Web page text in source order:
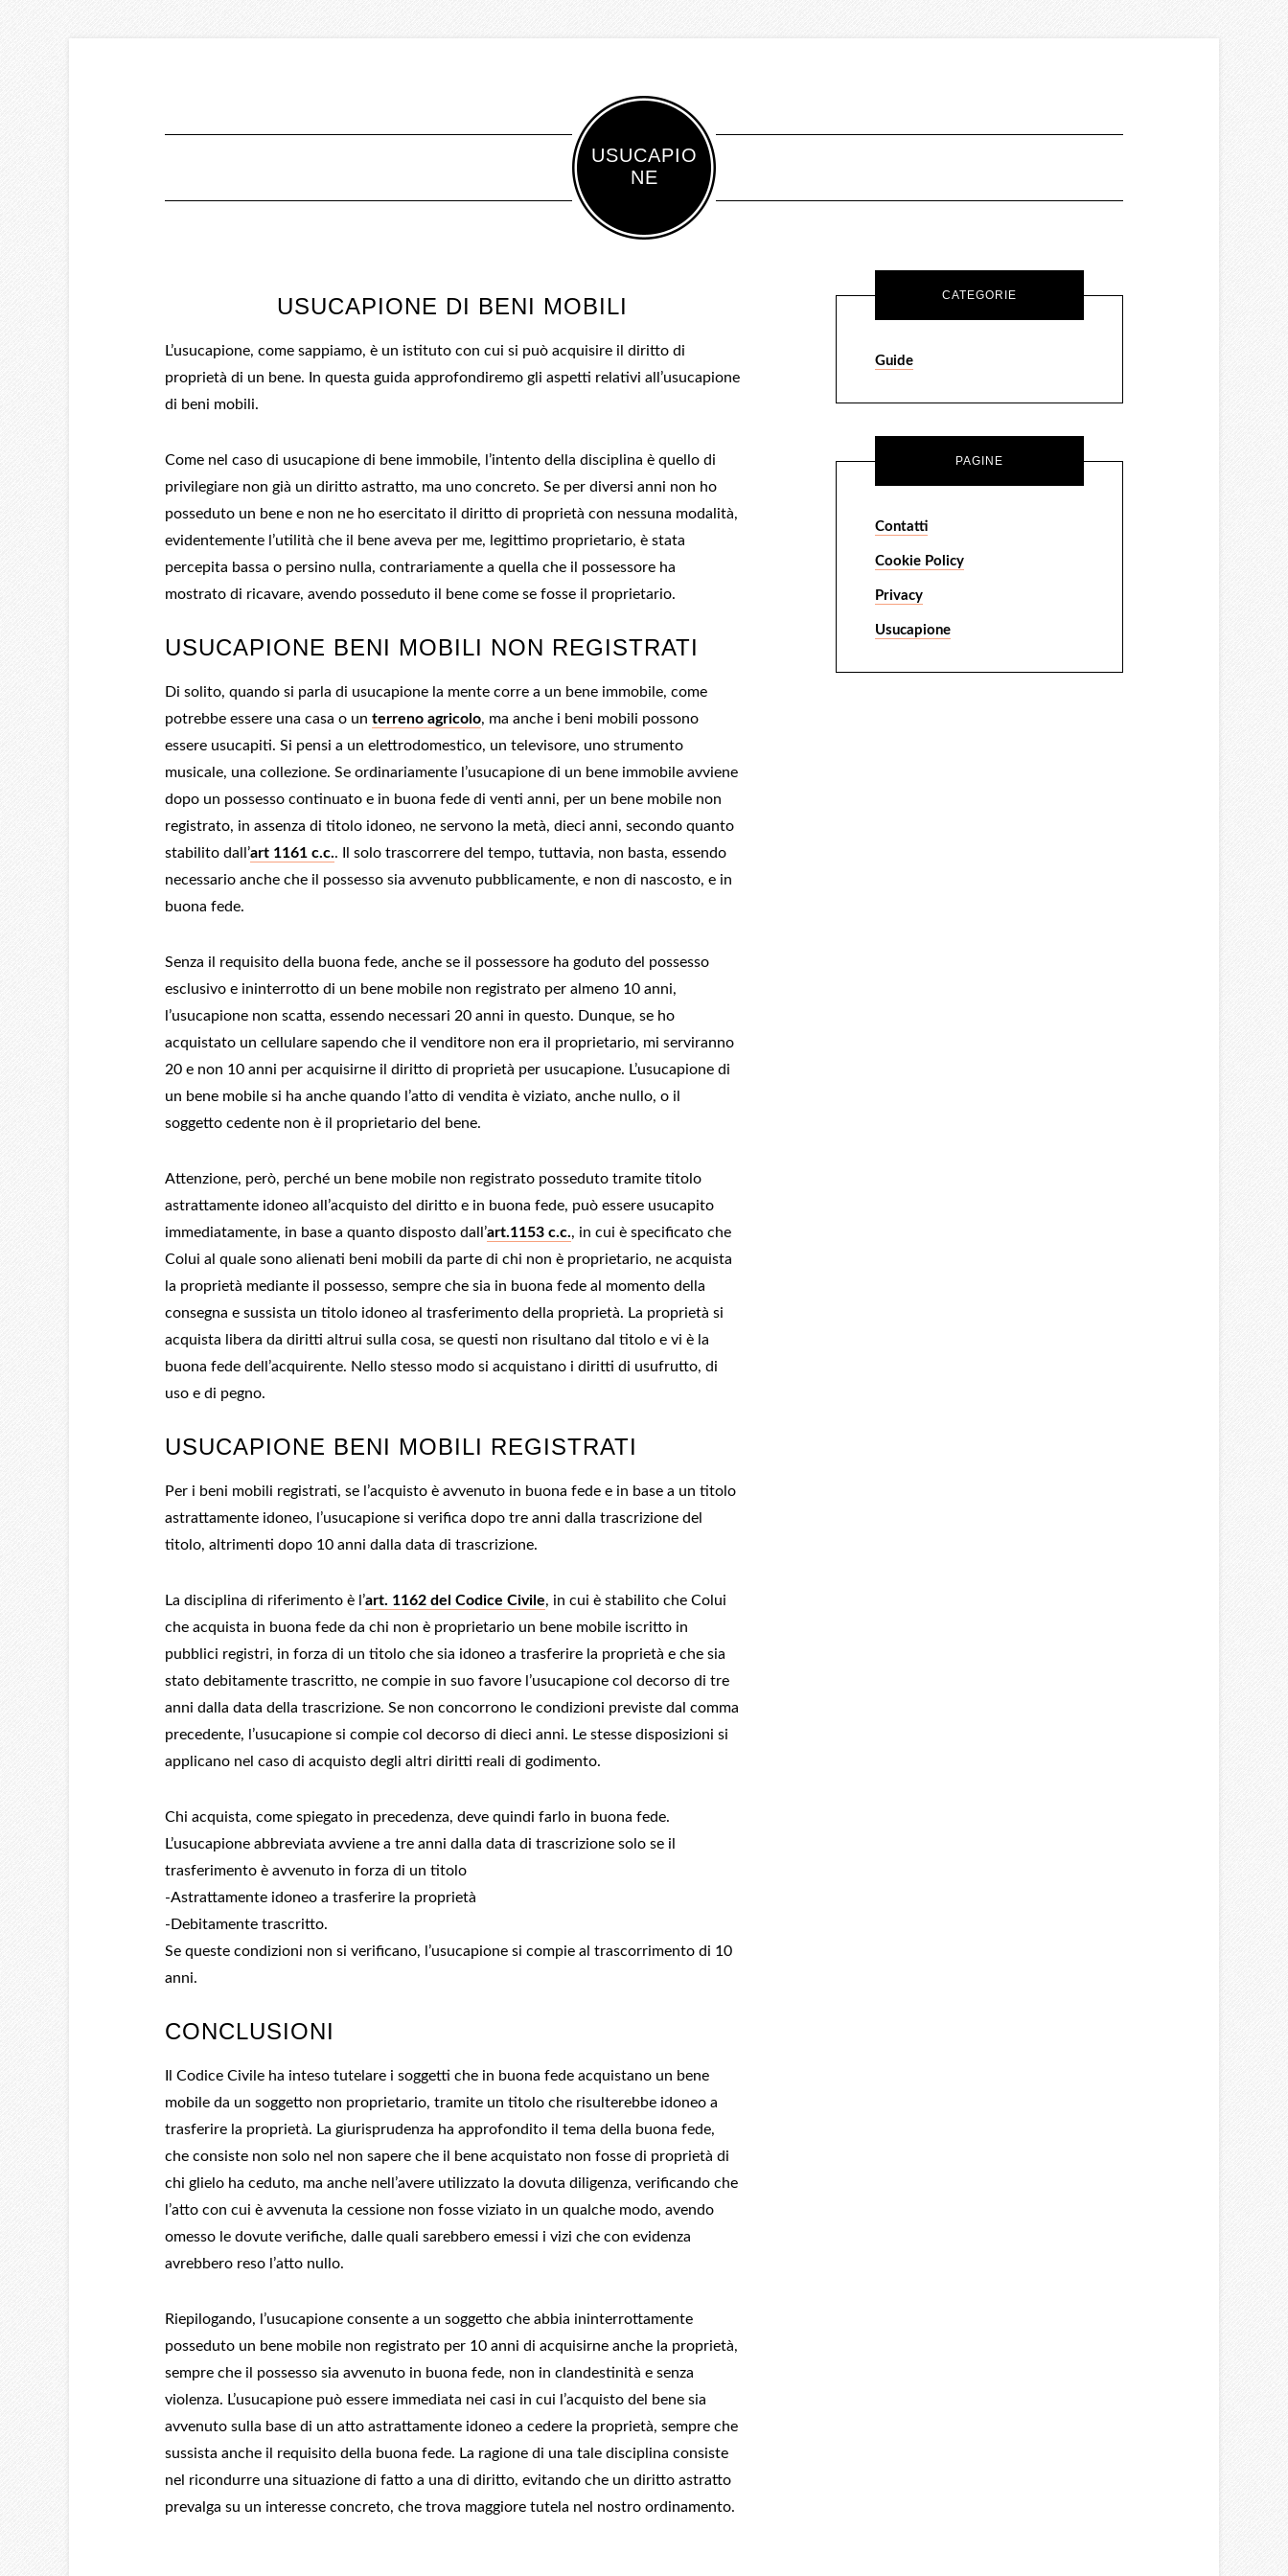
USUCAPIO
NE
USUCAPIONE DI BENI MOBILI
L’usucapione, come sappiamo, è un istituto con cui si può acquisire il diritto di
proprietà di un bene. In questa guida approfondiremo gli aspetti relativi all’usucapione
di beni mobili.
Come nel caso di usucapione di bene immobile, l’intento della disciplina è quello di
privilegiare non già un diritto astratto, ma uno concreto. Se per diversi anni non ho
posseduto un bene e non ne ho esercitato il diritto di proprietà con nessuna modalità,
evidentemente l’utilità che il bene aveva per me, legittimo proprietario, è stata
percepita bassa o persino nulla, contrariamente a quella che il possessore ha
mostrato di ricavare, avendo posseduto il bene come se fosse il proprietario.
USUCAPIONE BENI MOBILI NON REGISTRATI
Di solito, quando si parla di usucapione la mente corre a un bene immobile, come
potrebbe essere una casa o un terreno agricolo, ma anche i beni mobili possono
essere usucapiti. Si pensi a un elettrodomestico, un televisore, uno strumento
musicale, una collezione. Se ordinariamente l’usucapione di un bene immobile avviene
dopo un possesso continuato e in buona fede di venti anni, per un bene mobile non
registrato, in assenza di titolo idoneo, ne servono la metà, dieci anni, secondo quanto
stabilito dall’art 1161 c.c.. Il solo trascorrere del tempo, tuttavia, non basta, essendo
necessario anche che il possesso sia avvenuto pubblicamente, e non di nascosto, e in
buona fede.
Senza il requisito della buona fede, anche se il possessore ha goduto del possesso
esclusivo e ininterrotto di un bene mobile non registrato per almeno 10 anni,
l’usucapione non scatta, essendo necessari 20 anni in questo. Dunque, se ho
acquistato un cellulare sapendo che il venditore non era il proprietario, mi serviranno
20 e non 10 anni per acquisirne il diritto di proprietà per usucapione. L’usucapione di
un bene mobile si ha anche quando l’atto di vendita è viziato, anche nullo, o il
soggetto cedente non è il proprietario del bene.
Attenzione, però, perché un bene mobile non registrato posseduto tramite titolo
astrattamente idoneo all’acquisto del diritto e in buona fede, può essere usucapito
immediatamente, in base a quanto disposto dall’art.1153 c.c., in cui è specificato che
Colui al quale sono alienati beni mobili da parte di chi non è proprietario, ne acquista
la proprietà mediante il possesso, sempre che sia in buona fede al momento della
consegna e sussista un titolo idoneo al trasferimento della proprietà. La proprietà si
acquista libera da diritti altrui sulla cosa, se questi non risultano dal titolo e vi è la
buona fede dell’acquirente. Nello stesso modo si acquistano i diritti di usufrutto, di
uso e di pegno.
USUCAPIONE BENI MOBILI REGISTRATI
Per i beni mobili registrati, se l’acquisto è avvenuto in buona fede e in base a un titolo
astrattamente idoneo, l’usucapione si verifica dopo tre anni dalla trascrizione del
titolo, altrimenti dopo 10 anni dalla data di trascrizione.
La disciplina di riferimento è l’art. 1162 del Codice Civile, in cui è stabilito che Colui
che acquista in buona fede da chi non è proprietario un bene mobile iscritto in
pubblici registri, in forza di un titolo che sia idoneo a trasferire la proprietà e che sia
stato debitamente trascritto, ne compie in suo favore l’usucapione col decorso di tre
anni dalla data della trascrizione. Se non concorrono le condizioni previste dal comma
precedente, l’usucapione si compie col decorso di dieci anni. Le stesse disposizioni si
applicano nel caso di acquisto degli altri diritti reali di godimento.
Chi acquista, come spiegato in precedenza, deve quindi farlo in buona fede.
L’usucapione abbreviata avviene a tre anni dalla data di trascrizione solo se il
trasferimento è avvenuto in forza di un titolo
-Astrattamente idoneo a trasferire la proprietà
-Debitamente trascritto.
Se queste condizioni non si verificano, l’usucapione si compie al trascorrimento di 10
anni.
CONCLUSIONI
Il Codice Civile ha inteso tutelare i soggetti che in buona fede acquistano un bene
mobile da un soggetto non proprietario, tramite un titolo che risulterebbe idoneo a
trasferire la proprietà. La giurisprudenza ha approfondito il tema della buona fede,
che consiste non solo nel non sapere che il bene acquistato non fosse di proprietà di
chi glielo ha ceduto, ma anche nell’avere utilizzato la dovuta diligenza, verificando che
l’atto con cui è avvenuta la cessione non fosse viziato in un qualche modo, avendo
omesso le dovute verifiche, dalle quali sarebbero emessi i vizi che con evidenza
avrebbero reso l’atto nullo.
Riepilogando, l’usucapione consente a un soggetto che abbia ininterrottamente
posseduto un bene mobile non registrato per 10 anni di acquisirne anche la proprietà,
sempre che il possesso sia avvenuto in buona fede, non in clandestinità e senza
violenza. L’usucapione può essere immediata nei casi in cui l’acquisto del bene sia
avvenuto sulla base di un atto astrattamente idoneo a cedere la proprietà, sempre che
sussista anche il requisito della buona fede. La ragione di una tale disciplina consiste
nel ricondurre una situazione di fatto a una di diritto, evitando che un diritto astratto
prevalga su un interesse concreto, che trova maggiore tutela nel nostro ordinamento.
CATEGORIE
Guide
PAGINE
Contatti
Cookie Policy
Privacy
Usucapione